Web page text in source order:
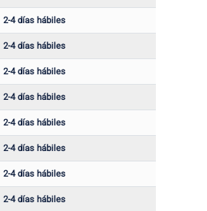
2-4 días hábiles
2-4 días hábiles
2-4 días hábiles
2-4 días hábiles
2-4 días hábiles
2-4 días hábiles
2-4 días hábiles
2-4 días hábiles